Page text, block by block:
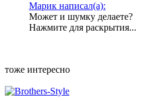
Марик написал(а):
Может и шумку делаете?
Нажмите для раскрытия...
тоже интересно